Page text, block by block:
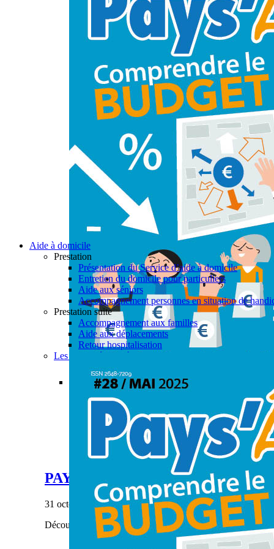
Permalink
Gallery
PAYS’ÂGES #28
Aide à domicile,CIAS,Enfance &
PAYS’ÂGES #28
31 octobre 2023|
Découvrez notre dernier numéro de Pays'âges.
Aide à domicile
Prestation
Présentation du Service d’aide à domicile
Entretien du domicile pour particuliers
Aide aux séniors
Accompagnement personnes en situation de
Prestation suite
Accompagnement aux familles
Aide aux déplacements
Retour hospitalisation
Les actualités aide à domicile